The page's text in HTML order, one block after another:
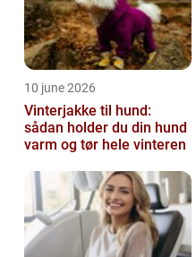
10 june 2026
Vinterjakke til hund:
sådan holder du din hund
varm og tør hele vinteren